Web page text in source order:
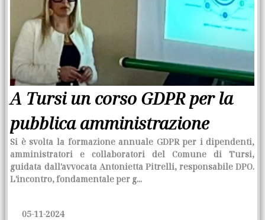
A Tursi un corso GDPR per la
pubblica amministrazione
Si è svolta la formazione annuale GDPR per i dipendenti,
amministratori e collaboratori del Comune di Tursi,
guidata dall′avvocata Antonietta Pitrelli, responsabile DPO.
L′incontro, fondamentale per g...
05-11-2024